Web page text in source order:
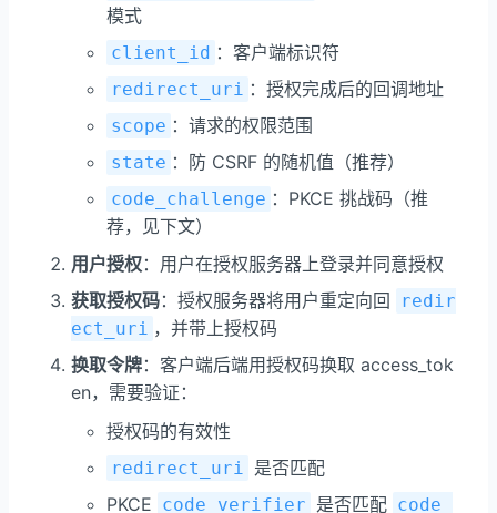
模式
client_id ：客户端标识符
redirect_uri ：授权完成后的回调地址
scope ：请求的权限范围
state ：防 CSRF 的随机值（推荐）
code_challenge ：PKCE 挑战码（推
荐，见下文）
用户授权：用户在授权服务器上登录并同意授权
获取授权码：授权服务器将用户重定向回
redir
ect_uri ，并带上授权码
换取令牌：客户端后端用授权码换取 access_tok
en，需要验证：
授权码的有效性
redirect_uri 是否匹配
PKCE code_verifier 是否匹配 code_